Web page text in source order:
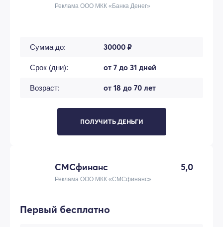
Реклама ООО МКК «Банка Денег»
Сумма до: 30000 ₽
Срок (дни): от 7 до 31 дней
Возраст: от 18 до 70 лет
ПОЛУЧИТЬ ДЕНЬГИ
СМСфинанс 5,0
Реклама ООО МКК «СМСфинанс»
Первый бесплатно